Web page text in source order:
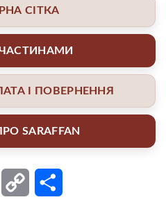
СІТКА
І ПОВЕРНЕННЯ
SARAFFAN
Email Copy